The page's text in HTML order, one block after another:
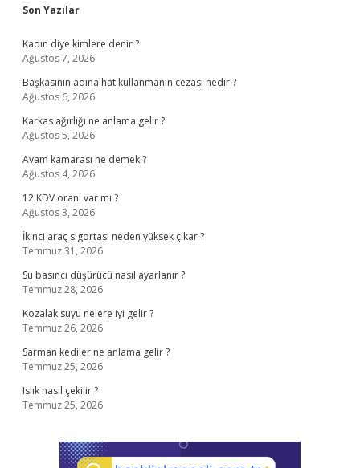
Sidebar
Son Yazılar
Kadın diye kimlere denir ?
Ağustos 7, 2026
Başkasının adına hat kullanmanın cezası nedir ?
Ağustos 6, 2026
Karkas ağırlığı ne anlama gelir ?
Ağustos 5, 2026
Avam kamarası ne demek ?
Ağustos 4, 2026
12 KDV oranı var mı ?
Ağustos 3, 2026
İkinci araç sigortası neden yüksek çıkar ?
Temmuz 31, 2026
Su basıncı düşürücü nasıl ayarlanır ?
Temmuz 28, 2026
Kozalak suyu nelere iyi gelir ?
Temmuz 26, 2026
Sarman kediler ne anlama gelir ?
Temmuz 25, 2026
Islık nasıl çekilir ?
Temmuz 25, 2026